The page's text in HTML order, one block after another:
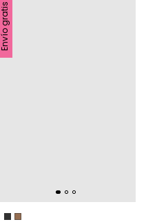
Envío gratis